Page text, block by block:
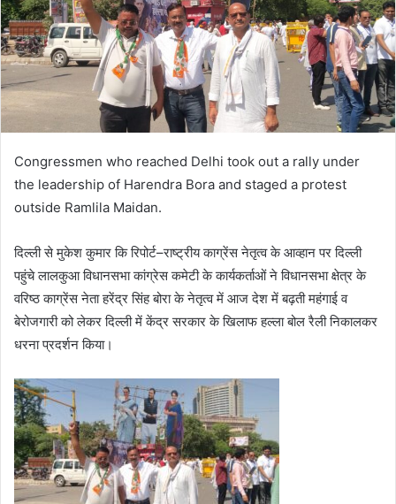
Congressmen who reached Delhi took out a rally under
the leadership of Harendra Bora and staged a protest
outside Ramlila Maidan.
दिल्ली से मुकेश कुमार कि रिपोर्ट–राष्ट्रीय काग्रेंस नेतृत्व के आव्हान पर दिल्ली
पहुंचे लालकुआ विधानसभा कांग्रेस कमेटी के कार्यकर्ताओं ने विधानसभा क्षेत्र के
वरिष्ठ काग्रेंस नेता हरेंद्र सिंह बोरा के नेतृत्व में आज देश में बढ़ती महंगाई व
बेरोजगारी को लेकर दिल्ली में केंद्र सरकार के खिलाफ हल्ला बोल रैली निकालकर
धरना प्रदर्शन किया।